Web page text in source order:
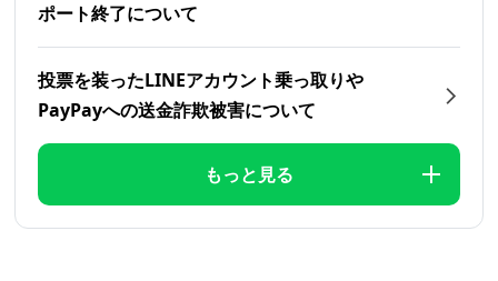
ポート終了について
投票を装ったLINEアカウント乗っ取りや
PayPayへの送金詐欺被害について
もっと見る